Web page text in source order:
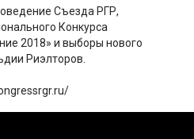
Съезда РГР,
Конкурса
2018» и выборы нового
Риэлторов.